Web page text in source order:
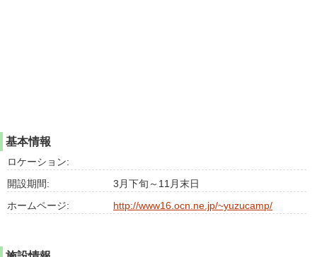
基本情報
ロケーション:
開設期間:
3月下旬～11月末日
ホームページ:
http://www16.ocn.ne.jp/~yuzucamp/